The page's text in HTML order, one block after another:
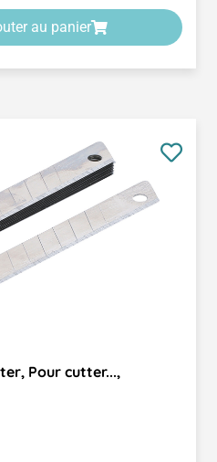
au panier
Pour cutter...,